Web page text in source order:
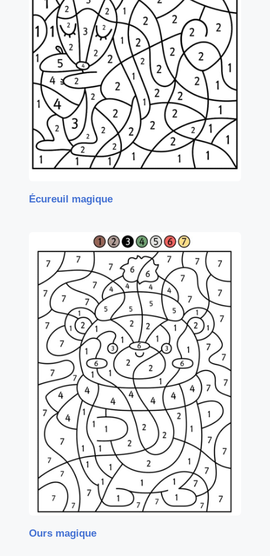
Écureuil magique
Ours magique